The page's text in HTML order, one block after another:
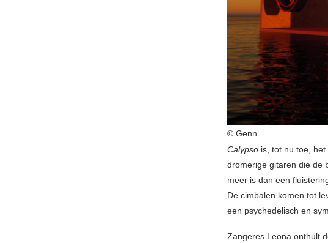
© Genn
Calypso is, tot nu toe,
dromerige gitaren die de
meer is dan een
De cimbalen komen tot
een psychedelisch en
Zangeres Leona onthult